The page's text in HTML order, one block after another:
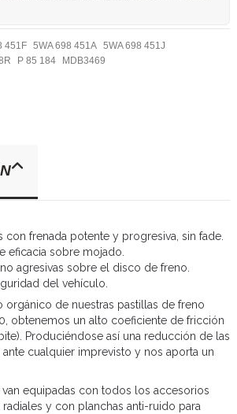
451F 5WA 698 451A 5WA 698 451J
P 85 184 MDB3469
con frenada potente y progresiva, sin fade.
eficacia sobre mojado.
agresivas sobre el disco de freno.
del vehículo.
orgánico de nuestras pastillas de freno
obtenemos un alto coeficiente de fricción
Produciéndose así una reducción de las
cualquier imprevisto y nos aporta un
van equipadas con todos los accesorios
radiales y con planchas anti-ruido para